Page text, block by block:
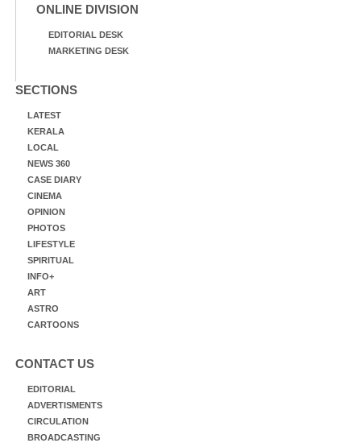
ONLINE DIVISION
EDITORIAL DESK
MARKETING DESK
SECTIONS
LATEST
KERALA
LOCAL
NEWS 360
CASE DIARY
CINEMA
OPINION
PHOTOS
LIFESTYLE
SPIRITUAL
INFO+
ART
ASTRO
CARTOONS
CONTACT US
EDITORIAL
ADVERTISMENTS
CIRCULATION
BROADCASTING